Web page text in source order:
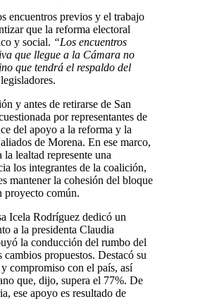
encuentros previos y el trabajo
que la reforma electoral
y social. “Los encuentros
que llegue a la Cámara no
que tendrá el respaldo del
y antes de retirarse de San
por representantes de
del apoyo a la reforma y la
de Morena. En ese marco,
lealtad represente una
los integrantes de la coalición,
mantener la cohesión del bloque
proyecto común.
Icela Rodríguez dedicó un
a la presidenta Claudia
la conducción del rumbo del
propuestos. Destacó su
compromiso con el país, así
que, dijo, supera el 77%. De
ese apoyo es resultado de